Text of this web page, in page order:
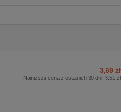
3,69 zł
Najniższa cena z ostatnich 30 dni: 3,51 zł